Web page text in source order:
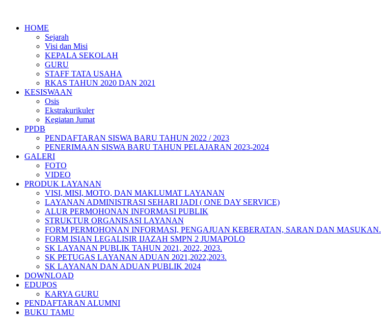
HOME
Sejarah
Visi dan Misi
KEPALA SEKOLAH
GURU
STAFF TATA USAHA
RKAS TAHUN 2020 DAN 2021
KESISWAAN
Osis
Ekstrakurikuler
Kegiatan Jumat
PPDB
PENDAFTARAN SISWA BARU TAHUN 2022 / 2023
PENERIMAAN SISWA BARU TAHUN PELAJARAN 2023-2024
GALERI
FOTO
VIDEO
PRODUK LAYANAN
VISI, MISI, MOTO, DAN MAKLUMAT LAYANAN
LAYANAN ADMINISTRASI SEHARI JADI ( ONE DAY SERVICE)
ALUR PERMOHONAN INFORMASI PUBLIK
STRUKTUR ORGANISASI LAYANAN
FORM PERMOHONAN INFORMASI, PENGAJUAN KEBERATAN, SARAN DAN MASUKAN.
FORM ISIAN LEGALISIR IJAZAH SMPN 2 JUMAPOLO
SK LAYANAN PUBLIK TAHUN 2021, 2022, 2023.
SK PETUGAS LAYANAN ADUAN 2021,2022,2023.
SK LAYANAN DAN ADUAN PUBLIK 2024
DOWNLOAD
EDUPOS
KARYA GURU
PENDAFTARAN ALUMNI
BUKU TAMU